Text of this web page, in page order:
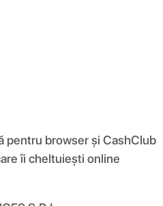
pentru browser și CashClub
îi cheltuiești online